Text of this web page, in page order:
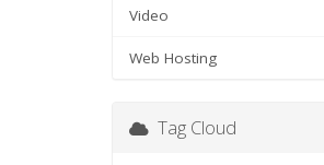
Video
Web Hosting
Tag Cloud